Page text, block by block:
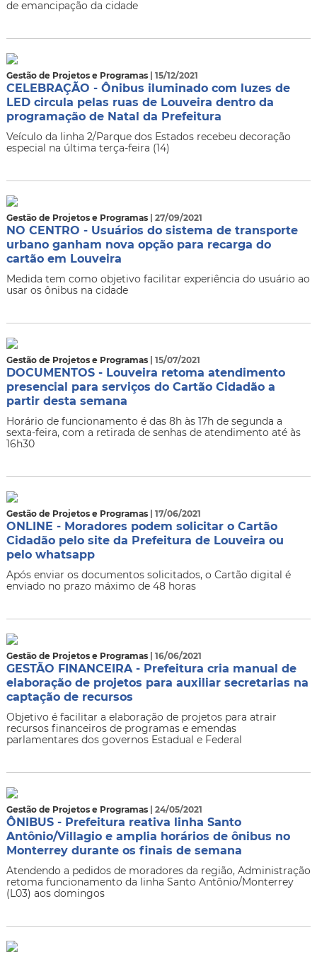
de emancipação da cidade
Gestão de Projetos e Programas | 15/12/2021
CELEBRAÇÃO - Ônibus iluminado com luzes de
LED circula pelas ruas de Louveira dentro da
programação de Natal da Prefeitura
Veículo da linha 2/Parque dos Estados recebeu decoração
especial na última terça-feira (14)
Gestão de Projetos e Programas | 27/09/2021
NO CENTRO - Usuários do sistema de transporte
urbano ganham nova opção para recarga do
cartão em Louveira
Medida tem como objetivo facilitar experiência do usuário ao
usar os ônibus na cidade
Gestão de Projetos e Programas | 15/07/2021
DOCUMENTOS - Louveira retoma atendimento
presencial para serviços do Cartão Cidadão a
partir desta semana
Horário de funcionamento é das 8h às 17h de segunda a
sexta-feira, com a retirada de senhas de atendimento até às
16h30
Gestão de Projetos e Programas | 17/06/2021
ONLINE - Moradores podem solicitar o Cartão
Cidadão pelo site da Prefeitura de Louveira ou
pelo whatsapp
Após enviar os documentos solicitados, o Cartão digital é
enviado no prazo máximo de 48 horas
Gestão de Projetos e Programas | 16/06/2021
GESTÃO FINANCEIRA - Prefeitura cria manual de
elaboração de projetos para auxiliar secretarias na
captação de recursos
Objetivo é facilitar a elaboração de projetos para atrair
recursos financeiros de programas e emendas
parlamentares dos governos Estadual e Federal
Gestão de Projetos e Programas | 24/05/2021
ÔNIBUS - Prefeitura reativa linha Santo
Antônio/Villagio e amplia horários de ônibus no
Monterrey durante os finais de semana
Atendendo a pedidos de moradores da região, Administração
retoma funcionamento da linha Santo Antônio/Monterrey
(L03) aos domingos